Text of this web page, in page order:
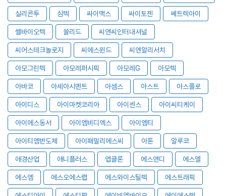
실리콘투 심텍 싸이맥스 싸이토젠 쎄트렉아이
쎌바이오텍 쏠리드 씨앤씨인터내셔널
씨어스테크놀로지 씨에스윈드 씨엔알리서치
아모그린텍 아모레퍼시픽 아모레G 아모텍
아바코 아세아시멘트 아셈스 아스트 아스플로
아이디스 아이마켓코리아 아이센스 아이씨티케이
아이에스동서 아이엠비디엑스 아이엠티
아이티엠반도체 아이패밀리에스씨 아톤 알루코
애경산업 애니플러스 앱클론 에스앤디 에스엘
에스엠 에스오에스랩 에스와이스틸텍 에스트래픽